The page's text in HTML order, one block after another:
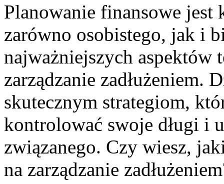
Planowanie finansowe jest
zarówno osobistego, jak i
najważniejszych aspektów‌
zarządzanie zadłużeniem.
skutecznym strategiom,
kontrolować swoje długi i
związanego. Czy wiesz,
na zarządzanie